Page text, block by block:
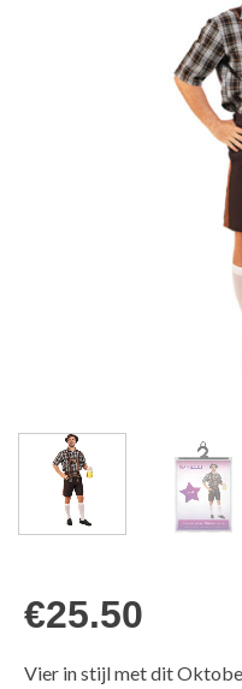
€25.50
Vier in stijl met dit